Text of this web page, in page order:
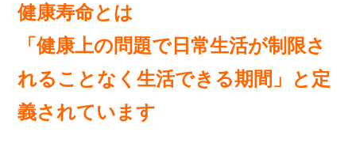
健康寿命とは
「健康上の問題で日常生活が制限さ
れることなく生活できる期間」と 定
義されています